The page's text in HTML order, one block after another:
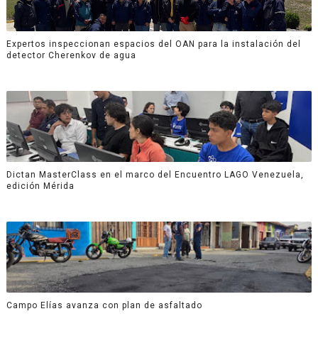
Expertos inspeccionan espacios del OAN para la instalación del
detector Cherenkov de agua
Dictan MasterClass en el marco del Encuentro LAGO Venezuela,
edición Mérida
Campo Elías avanza con plan de asfaltado